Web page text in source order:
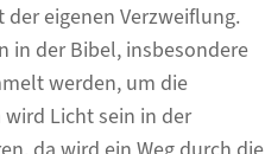
eigenen Verzweiflung.
in der Bibel, insbesondere
werden, um die
wird Licht sein in der